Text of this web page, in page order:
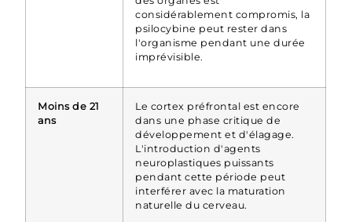
considérablement compromis, la
psilocybine peut rester dans
l'organisme pendant une durée
imprévisible.
Moins de 21
ans
Le cortex préfrontal est encore
dans une phase critique de
développement et d'élagage.
L'introduction d'agents
neuroplastiques puissants
pendant cette période peut
interférer avec la maturation
naturelle du cerveau.